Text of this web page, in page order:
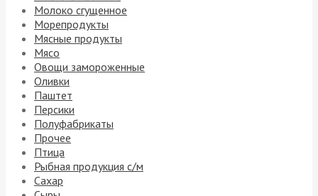
Молоко сгущенное
Морепродукты
Мясные продукты
Мясо
Овощи замороженные
Оливки
Паштет
Персики
Полуфабрикаты
Прочее
Птица
Рыбная продукция с/м
Сахар